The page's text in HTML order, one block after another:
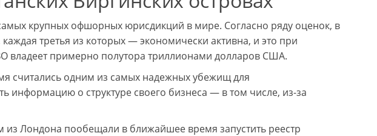
крупных офшорных юрисдикций в мире. Согласно ряду оценок, в
третья из которых — экономически активна, и это при
владеет примерно полутора триллионами долларов США.
считались одним из самых надежных убежищ для
информацию о структуре своего бизнеса — в том числе, из-за
из Лондона пообещали в ближайшее время запустить реестр